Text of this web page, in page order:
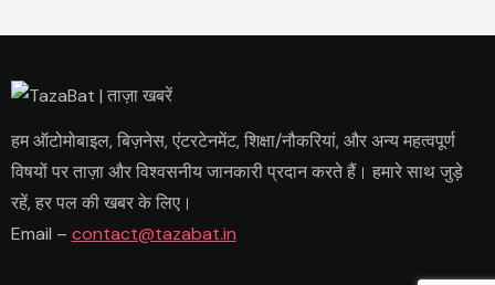
हम ऑटोमोबाइल, बिज़नेस, एंटरटेनमेंट, शिक्षा/नौकरियां, और अन्य महत्वपूर्ण
विषयों पर ताज़ा और विश्वसनीय जानकारी प्रदान करते हैं। हमारे साथ जुड़े
रहें, हर पल की खबर के लिए।
Email – contact@tazabat.in